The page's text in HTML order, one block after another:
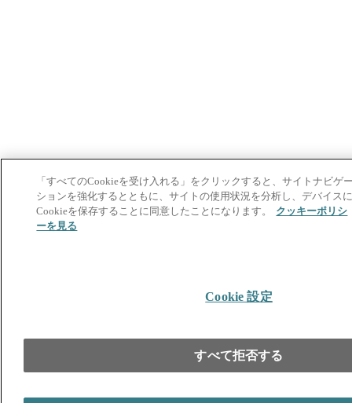
「すべてのCookieを受け入れる」をクリックすると、サイトナビゲ
ションを強化するとともに、サイトの使用状況を分析し、デバイス
Cookieを保存することに同意したことになります。
クッキーポリシ
ーを見る
Cookie 設定
すべて拒否する